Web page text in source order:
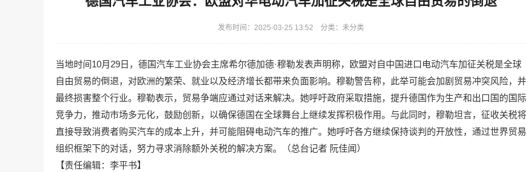
发布时间：2025-03-25 13:52 分类：未分类
当地时间10月29日，德国汽车工业协会主席希尔德加德·穆勒发表声明称，欧盟对自中国进口电动汽车加征关税是全球
自由贸易的倒退，对欧洲的繁荣、就业以及经济增长都带来负面影响。穆勒警告称，此举可能会加剧贸易冲突风险，并
最终损害整个行业。穆勒表示，贸易争端应通过对话来解决。她呼吁政府采取措施，提升德国作为生产和出口国的国际
竞争力，推动市场多元化，鼓励创新，以确保德国在全球舞台上继续发挥积极作用。与此同时，穆勒坦言，征收关税将
直接导致消费者购买汽车的成本上升，并可能阻碍电动汽车的推广。她呼吁各方继续保持谈判的开放性，通过世界贸易
组织框架下的对话，努力寻求消除额外关税的解决方案。（总台记者 阮佳闻）
【责任编辑：李平书】